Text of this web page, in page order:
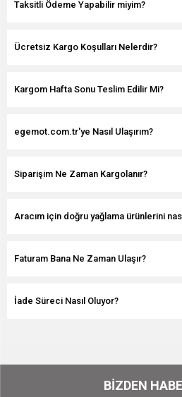
Taksitli Ödeme Yapabilir miyim?
Ücretsiz Kargo Koşulları Nelerdir?
Kargom Hafta Sonu Teslim Edilir Mi?
egemot.com.tr'ye Nasıl Ulaşırım?
Siparişim Ne Zaman Kargolanır?
Aracım için doğru yağlama ürünlerini
Faturam Bana Ne Zaman Ulaşır?
İade Süreci Nasıl Oluyor?
BIZDEN